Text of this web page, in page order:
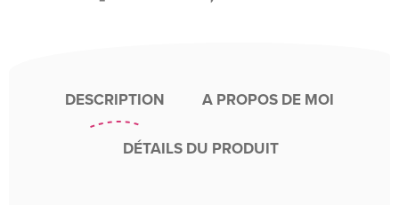
DESCRIPTION A PROPOS DE MOI
DÉTAILS DU PRODUIT